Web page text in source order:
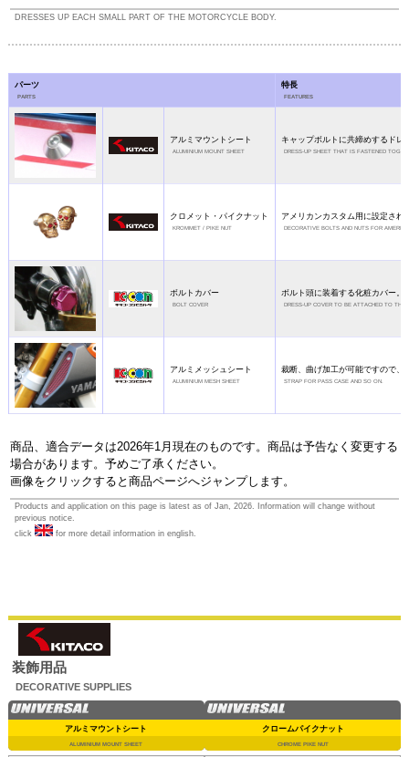
DRESSES UP EACH SMALL PART OF THE MOTORCYCLE BODY.
パーツ
PARTS
特長
FEATURES
アルミマウントシート
ALUMINIUM MOUNT SHEET
キャップボルトに共締めするドレ
DRESS-UP SHEET THAT IS FASTENED
クロメット・パイクナット
KROMMET / PIKE NUT
アメリカンカスタム用に設定され
DECORATIVE BOLTS AND NUTS FOR
ボルトカバー
BOLT COVER
ボルト頭に装着する化粧カバー。
DRESS-UP COVER TO BE ATTACHED TO
アルミメッシュシート
ALUMINIUM MESH SHEET
裁断、曲げ加工が可能ですので、
STRAP FOR PASS CASE AND SO ON.
商品、適合データは2026年1月現在のものです。商品は予告なく変更する
場合があります。予めご了承ください。
画像をクリックすると商品ページへジャンプします。
Products and application on this page is latest as of Jan, 2026. Information will change without
previous notice.
click
for more detail information in english.
装飾用品
DECORATIVE SUPPLIES
アルミマウントシート
ALUMINIUM MOUNT SHEET
クロームパイクナット
CHROME PIKE NUT